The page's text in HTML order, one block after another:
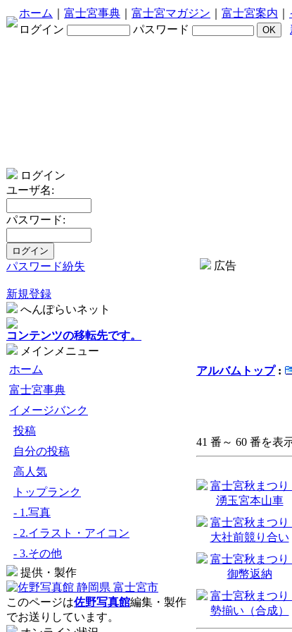
ホーム 富士宮事典 富士宮マガジン 富士宮案内
ログイン
パスワード
ログイン
ユーザ名:
パスワード:
パスワード紛失
新規登録
へんぽらいネット
コンテンツの移転先です。
メインメニュー
ホーム
富士宮事典
イメージバンク
投稿
自分の投稿
高人気
トップランク
- 1.写真
- 2.イラスト・アイコン
- 3.その他
提供・製作
このページは佐野写真館編集・製作
でお送りしています。
広告
アルバムトップ:
41 番～ 60 番を表